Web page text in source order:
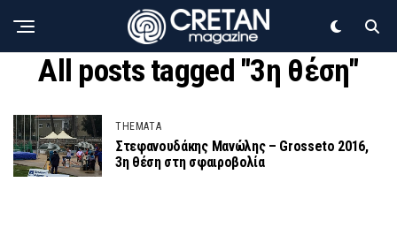
All posts tagged "3η θέση"
THEMATA
Στεφανουδάκης Μανώλης – Grosseto 2016,
3η θέση στη σφαιροβολία